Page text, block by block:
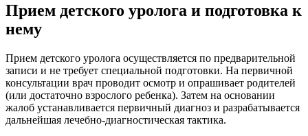
Прием детского уролога и подготовка к
нему
Прием детского уролога осуществляется по предварительной
записи и не требует специальной подготовки. На первичной
консультации врач проводит осмотр и опрашивает родителей
(или достаточно взрослого ребенка). Затем на основании
жалоб устанавливается первичный диагноз и разрабатывается
дальнейшая лечебно-диагностическая тактика.